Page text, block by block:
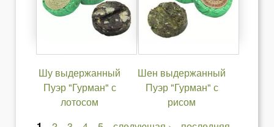
Шу выдержанный
Пуэр "Гурман" с
лотосом
Шен выдержанный
Пуэр "Гурман" с
рисом